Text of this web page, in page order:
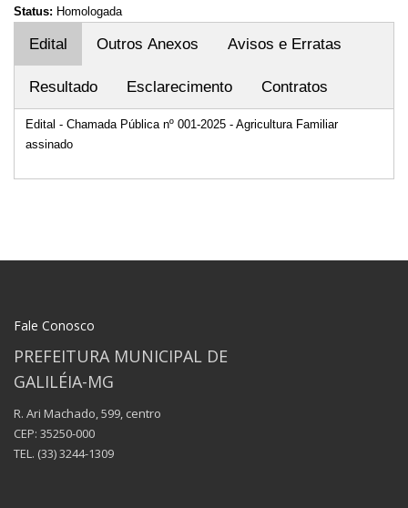
Status: Homologada
Edital Outros Anexos Avisos e Erratas
Resultado Esclarecimento Contratos
Edital - Chamada Pública nº 001-2025 - Agricultura Familiar
assinado
Fale Conosco
PREFEITURA MUNICIPAL DE
GALILÉIA-MG
R. Ari Machado, 599, centro
CEP: 35250-000
TEL. (33) 3244-1309